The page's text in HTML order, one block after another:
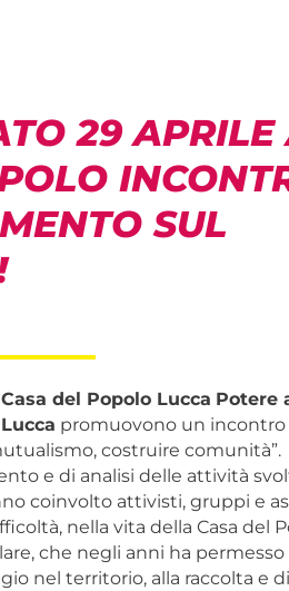
29 APRILE
SUL
Casa del Popolo Lucca Potere
promuovono un
costruire comunità”.
e di analisi delle attività
coinvolto attivisti, gruppi e
nella vita della Casa del
che negli anni ha
nel territorio, alla raccolta e